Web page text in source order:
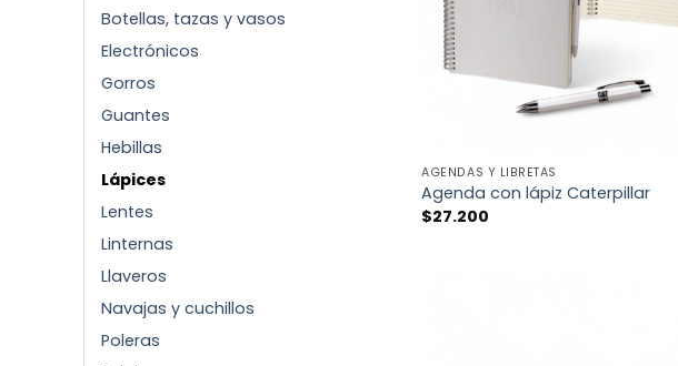
Botellas, tazas y vasos
Electrónicos
Gorros
Guantes
Hebillas
Lápices
Lentes
Linternas
Llaveros
Navajas y cuchillos
Poleras
AGENDAS Y LIBRETAS
Agenda con lápiz Caterpillar
$27.200